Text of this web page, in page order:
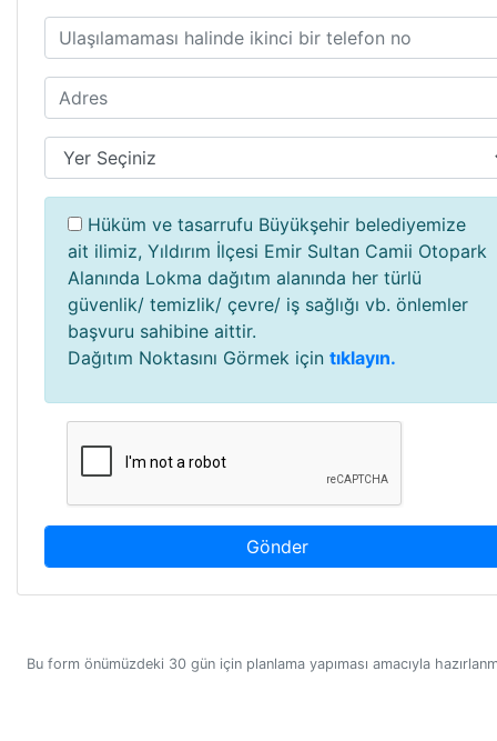
Hüküm ve tasarrufu Büyükşehir belediyemize
ait ilimiz, Yıldırım İlçesi Emir Sultan Camii Otopark
Alanında Lokma dağıtım alanında her türlü
güvenlik/ temizlik/ çevre/ iş sağlığı vb. önlemler
başvuru sahibine aittir.
Dağıtım Noktasını Görmek için tıklayın.
Gönder
Bu form önümüzdeki 30 gün için planlama yapıması amacıyla